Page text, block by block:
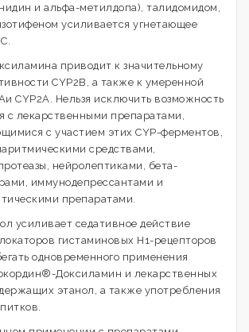
и альфа-метилдопа), талидомидом,
усиливается угнетающее
приводит к значительному
CYP2B, а также к умеренной
CYP2A. Нельзя исключить возможность
с лекарственными препаратами,
с участием этих CYP-ферментов,
средствами,
нейролептиками, бета-
иммунодепрессантами и
препаратами.
усиливает седативное действие
гистаминовых Н1-рецепторов
одновременного применения
Доксиламин и лекарственных
этанол, а также употребления